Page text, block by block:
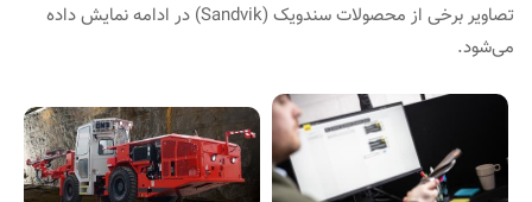
تصاویر برخی از محصولات سندویک (Sandvik) در ادامه نمایش داده
می‌شود.